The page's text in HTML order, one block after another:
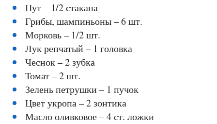
Нут – 1/2 стакана
Грибы, шампиньоны – 6 шт.
Морковь – 1/2 шт.
Лук репчатый – 1 головка
Чеснок – 2 зубка
Томат – 2 шт.
Зелень петрушки – 1 пучок
Цвет укропа – 2 зонтика
Масло оливковое – 4 ст. ложки